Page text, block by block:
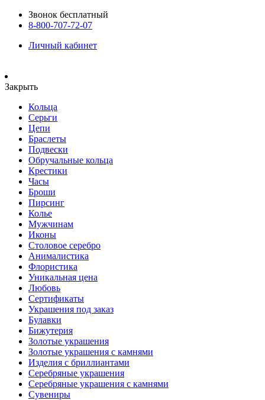
Звонок бесплатный
8-800-707-72-07
Личный кабинет
Закрыть
Кольца
Серьги
Цепи
Браслеты
Подвески
Обручальные кольца
Крестики
Часы
Броши
Пирсинг
Колье
Мужчинам
Иконы
Столовое серебро
Анималистика
Флористика
Уникальная цена
Любовь
Сертификаты
Украшения под заказ
Булавки
Бижутерия
Золотые украшения
Золотые украшения с камнями
Изделия с бриллиантами
Серебряные украшения
Серебряные украшения с камнями
Сувениры